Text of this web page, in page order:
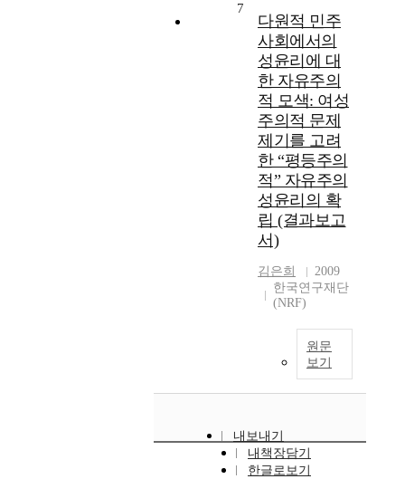
7
다원적 민주
사회에서의
성윤리에 대
한 자유주의
적 모색: 여성
주의적 문제
제기를 고려
한 “평등주의
적” 자유주의
성윤리의 확
립 (결과보고
서)
김은희
2009
한국연구재단
(NRF)
원문
보기
내보내기
내책장담기
한글로보기